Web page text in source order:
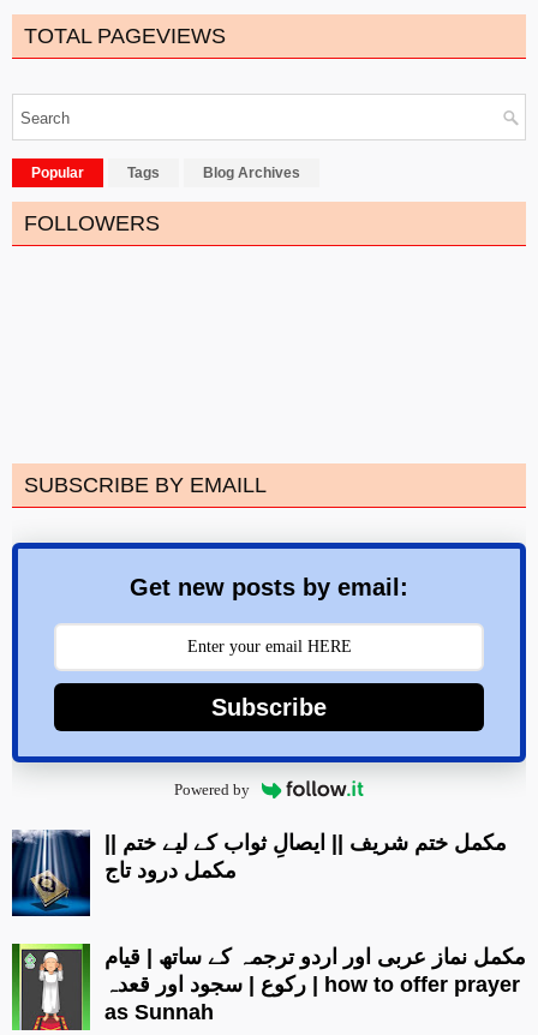
TOTAL PAGEVIEWS
Popular Tags Blog Archives
FOLLOWERS
SUBSCRIBE BY EMAILL
Get new posts by email:
Subscribe
Powered by
مکمل ختم شریف || ایصالِ ثواب کے لیے ختم ||
مکمل درود تاج
مکمل نماز عربی اور اردو ترجمہ کے ساتھ | قیام
| رکوع | سجود اور قعدہ how to offer prayer
as Sunnah